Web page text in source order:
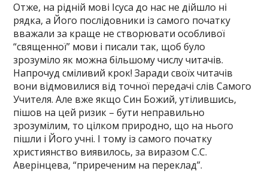
Отже, на рідній мові Ісуса до нас не дійшло ні
рядка, а Його послідовники із самого початку
вважали за краще не створювати особливої
“священної” мови і писали так, щоб було
зрозуміло як можна більшому числу читачів.
Напрочуд сміливий крок! Заради своїх читачів
вони відмовилися від точної передачі слів Самого
Учителя. Але вже якщо Син Божий, утілившись,
пішов на цей ризик – бути неправильно
зрозумілим, то цілком природно, що на нього
пішли і Його учні. І тому із самого початку
християнство виявилось, за виразом С.С.
Аверінцева, “приреченим на переклад”.